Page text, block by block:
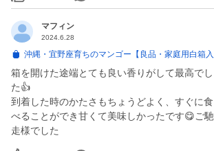
マフィン
2024.6.28
沖縄・宜野座育ちのマンゴー【良品・家庭用白箱入
箱を開けた途端とても良い香りがして最高でし
た👍
到着した時のかたさもちょうどよく、すぐに食
べることができ甘くて美味しかったです😋ご馳
走様でした